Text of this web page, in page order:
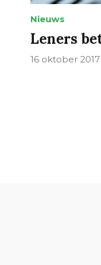
Nieuws
Leners
16 oktober 2017